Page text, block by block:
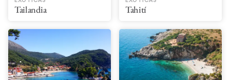
Tailandia Tahití​